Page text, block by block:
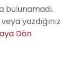
bulunamadı.
yazdığınız
Dön